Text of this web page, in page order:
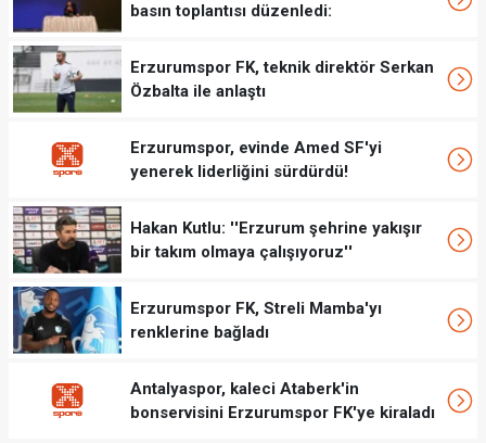
basın toplantısı düzenledi:
Erzurumspor FK, teknik direktör Serkan
Özbalta ile anlaştı
Erzurumspor, evinde Amed SF'yi
yenerek liderliğini sürdürdü!
Hakan Kutlu: ''Erzurum şehrine yakışır
bir takım olmaya çalışıyoruz''
Erzurumspor FK, Streli Mamba'yı
renklerine bağladı
Antalyaspor, kaleci Ataberk'in
bonservisini Erzurumspor FK'ye kiraladı